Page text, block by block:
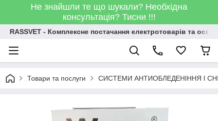
Не знайшли те що шукали? Необхідна
консультація? Тисни !!!
RASSVET - Комплексне постачання електротоварів та
Товари та послуги СИСТЕМИ АНТИОБЛЕДЕНІННЯ І